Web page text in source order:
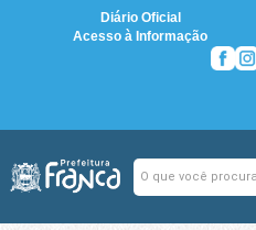
Diário Oficial
Acesso à Informação